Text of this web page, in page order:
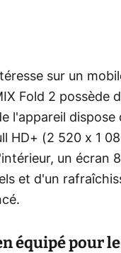
sur un
Fold 2 possède
l'appareil
HD+ (2 520 x 1
un écran
et d'un
équipé pour